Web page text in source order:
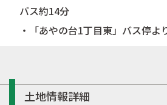
バス約14分
・「あやの台1丁目東」バス停よ
土地情報詳細